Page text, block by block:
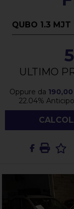
QUBO 1.3
ULTIMO
Oppure da 190,00
22.04% Anticipo